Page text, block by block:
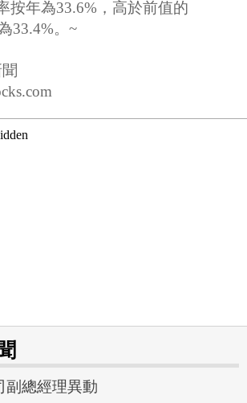
按年為33.6%，高於前值的
33.4%。~
副總經理異動